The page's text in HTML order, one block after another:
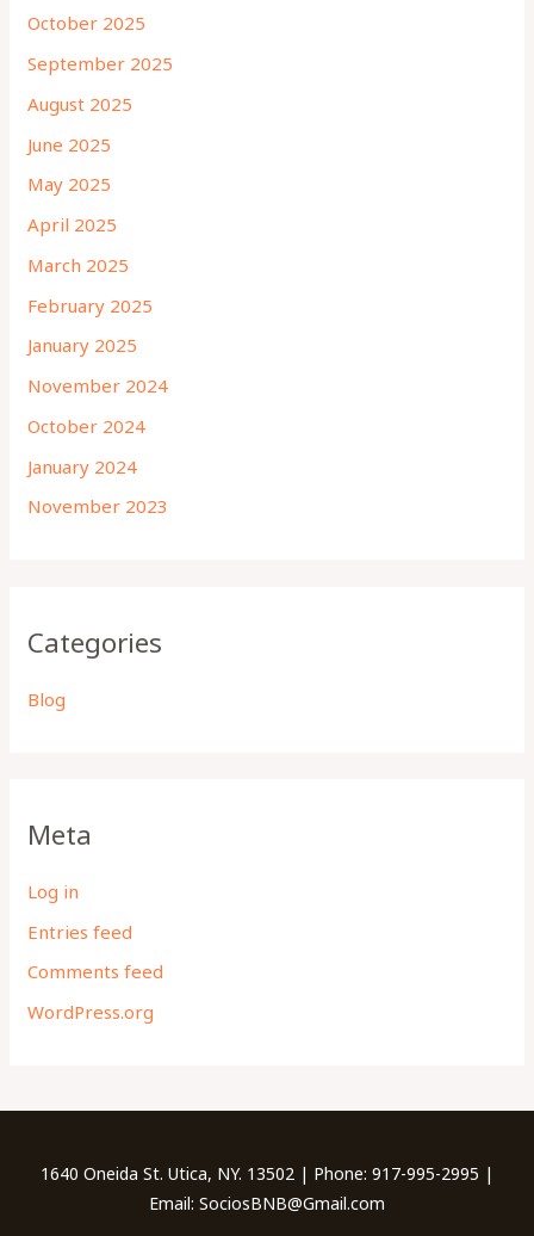
October 2025
September 2025
August 2025
June 2025
May 2025
April 2025
March 2025
February 2025
January 2025
November 2024
October 2024
January 2024
November 2023
Categories
Blog
Meta
Log in
Entries feed
Comments feed
WordPress.org
1640 Oneida St. Utica, NY. 13502 | Phone: 917-995-2995 |
Email: SociosBNB@Gmail.com